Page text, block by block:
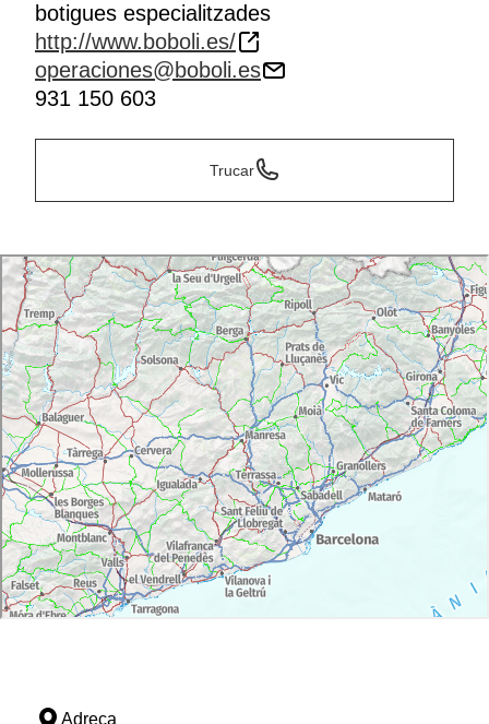
botigues especialitzades
http://www.boboli.es/
operaciones@boboli.es
931 150 603
Trucar
Adreça